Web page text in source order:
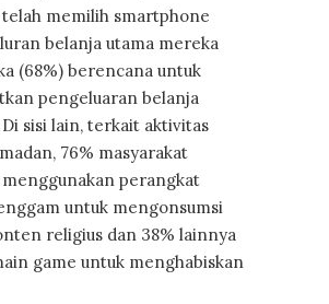
memilih smartphone
belanja utama mereka
(68%) berencana untuk
pengeluaran belanja
Di sisi lain, terkait aktivitas
76% masyarakat
perangkat
untuk mengonsumsi
religius dan 38% lainnya
game untuk menghabiskan